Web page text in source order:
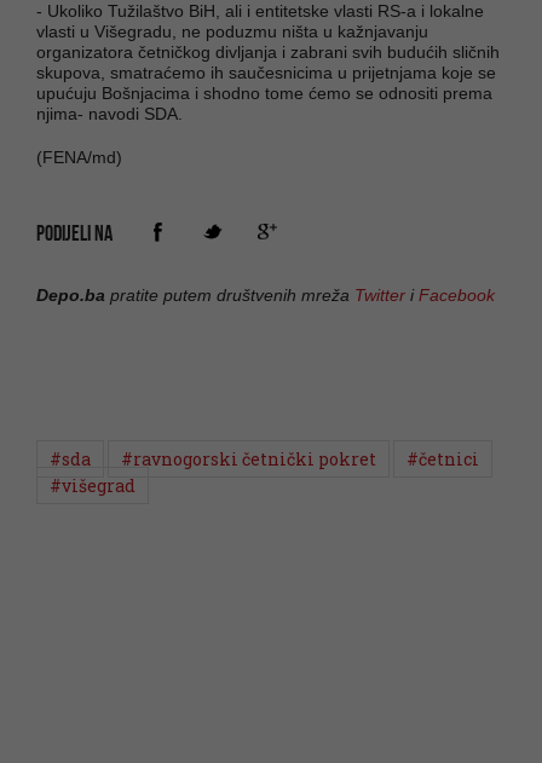
- Ukoliko Tužilaštvo BiH, ali i entitetske vlasti RS-a i lokalne
vlasti u Višegradu, ne poduzmu ništa u kažnjavanju
organizatora četničkog divljanja i zabrani svih budućih sličnih
skupova, smatraćemo ih saučesnicima u prijetnjama koje se
upućuju Bošnjacima i shodno tome ćemo se odnositi prema
njima- navodi SDA.
(FENA/md)
PODIJELI NA
Depo.ba pratite putem društvenih mreža Twitter iFacebook
#sda #ravnogorski četnički pokret
#četnici
#višegrad